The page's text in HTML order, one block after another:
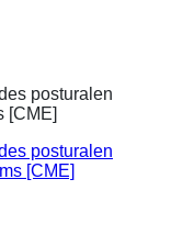
posturalen
[CME]